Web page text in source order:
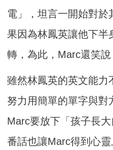
電」，坦言一開始對於
果因為林鳳英讓他下半
轉，為此，Marc還笑說
雖然林鳳英的英文能力
努力用簡單的單字與對
Marc要放下「孩子長
番話也讓Marc得到心